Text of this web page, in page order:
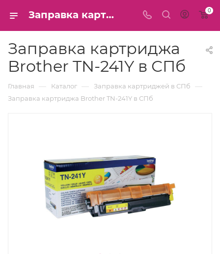
Заправка картриджа Brother TN-241Y в СПб 0
Заправка картриджа
Brother TN-241Y в СПб
Главная — Каталог — Заправка картриджей в СПб —
Заправка картриджа Brother TN-241Y в СПб